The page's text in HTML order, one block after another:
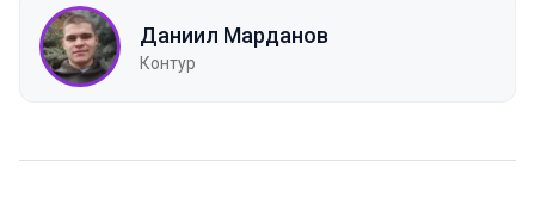
Даниил Марданов
Контур